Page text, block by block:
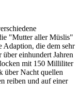
"Mutter aller Müslis"
Adaption, die dem sehr
einhundert Jahren
mit 150 Milliliter
über Nacht quellen
reiben und auf einer